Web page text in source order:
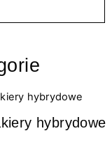
hybrydowe